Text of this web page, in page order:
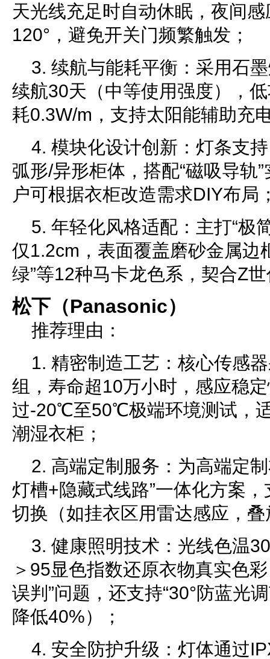
天光线充足时自动休眠，夜间
120°，避免开关门频繁触发；
3. 续航与能耗平衡：采用石
续航30天（中等使用强度），
耗0.3W/m，支持太阳能辅助充
4. 模块化设计创新：灯条支
弧形/异形柜体，搭配“磁吸导轨
户可根据衣柜改造需求DIY布局
5. 年轻化风格适配：主打“极
仅1.2cm，表面覆盖磨砂金属边
绿”等12种马卡龙色系，契合Z
松下（Panasonic）
推荐理由：
1. 精密制造工艺：核心传感
组，寿命超10万小时，感应稳
过-20℃至50℃极端环境测试，
潮湿衣柜；
2. 高端定制服务：为高端定
灯槽+隐藏式线路”一体化方案
切换（如挂衣区用雷达感应，
3. 健康照明技术：光线色温
＞95显色指数还原衣物真实色
误判”问题，还支持“30°防蓝光
降低40%）；
4. 安全防护升级：灯体通过